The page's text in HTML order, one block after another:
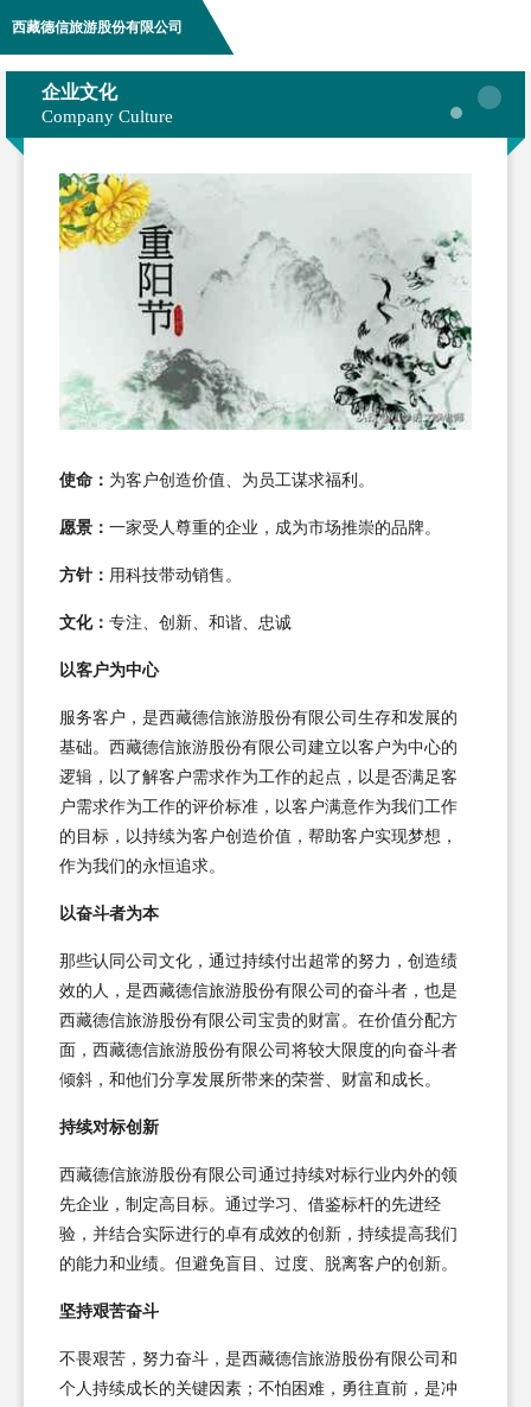
西藏德信旅游股份有限公司
企业文化
Company Culture
使命： 为客户创造价值、为员工谋求福利。
愿景： 一家受人尊重的企业，成为市场推崇的品牌。
方针： 用科技带动销售。
文化： 专注、创新、和谐、忠诚
以客户为中心
服务客户，是西藏德信旅游股份有限公司生存和发展的
基础。西藏德信旅游股份有限公司建立以客户为中心的
逻辑，以了解客户需求作为工作的起点，以是否满足客
户需求作为工作的评价标准，以客户满意作为我们工作
的目标，以持续为客户创造价值，帮助客户实现梦想，
作为我们的永恒追求。
以奋斗者为本
那些认同公司文化，通过持续付出超常的努力，创造绩
效的人，是西藏德信旅游股份有限公司的奋斗者，也是
西藏德信旅游股份有限公司宝贵的财富。在价值分配方
面，西藏德信旅游股份有限公司将较大限度的向奋斗者
倾斜，和他们分享发展所带来的荣誉、财富和成长。
持续对标创新
西藏德信旅游股份有限公司通过持续对标行业内外的领
先企业，制定高目标。通过学习、借鉴标杆的先进经
验，并结合实际进行的卓有成效的创新，持续提高我们
的能力和业绩。但避免盲目、过度、脱离客户的创新。
坚持艰苦奋斗
不畏艰苦，努力奋斗，是西藏德信旅游股份有限公司和
个人持续成长的关键因素；不怕困难，勇往直前，是冲